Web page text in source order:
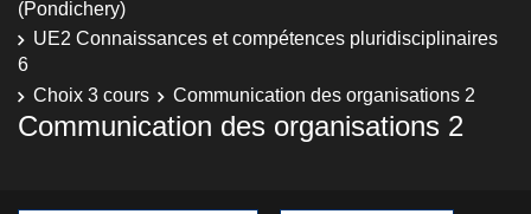
(Pondichery)
UE2 Connaissances et compétences pluridisciplinaires
6
Choix 3 cours
Communication des organisations 2
Communication des organisations 2